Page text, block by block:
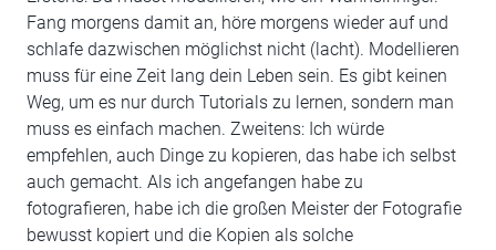
Fang morgens damit an, höre morgens wieder auf und
schlafe dazwischen möglichst nicht (lacht). Modellieren
muss für eine Zeit lang dein Leben sein. Es gibt keinen
Weg, um es nur durch Tutorials zu lernen, sondern man
muss es einfach machen. Zweitens: Ich würde
empfehlen, auch Dinge zu kopieren, das habe ich selbst
auch gemacht. Als ich angefangen habe zu
fotografieren, habe ich die großen Meister der Fotografie
bewusst kopiert und die Kopien als solche